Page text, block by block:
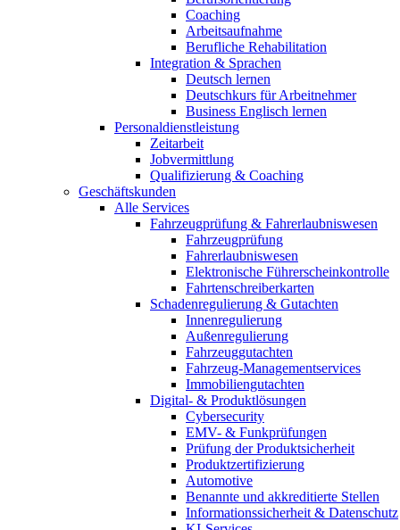
Coaching
Arbeitsaufnahme
Berufliche Rehabilitation
Integration & Sprachen
Deutsch lernen
Deutschkurs für Arbeitnehmer
Business Englisch lernen
Personaldienstleistung
Zeitarbeit
Jobvermittlung
Qualifizierung & Coaching
Geschäftskunden
Alle Services
Fahrzeugprüfung & Fahrerlaubniswesen
Fahrzeugprüfung
Fahrerlaubniswesen
Elektronische Führerscheinkontrolle
Fahrtenschreiberkarten
Schadenregulierung & Gutachten
Innenregulierung
Außenregulierung
Fahrzeuggutachten
Fahrzeug-Managementservices
Immobiliengutachten
Digital- & Produktlösungen
Cybersecurity
EMV- & Funkprüfungen
Prüfung der Produktsicherheit
Produktzertifizierung
Automotive
Benannte und akkreditierte Stellen
Informationssicherheit & Datenschutz